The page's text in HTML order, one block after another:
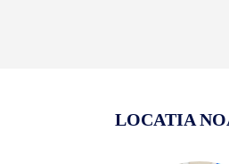
LOCATIA